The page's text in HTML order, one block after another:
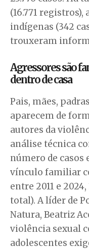
(16.771 registros),
indígenas (342
trouxeram
Agressores são
dentro de casa
Pais, mães,
aparecem de
autores da
análise técnica
número de casos
vínculo familiar
entre 2011 e
total). A líder de
Natura, Beatriz
violência sexual
adolescentes